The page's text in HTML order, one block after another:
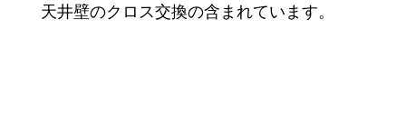
天井壁のクロス交換の含まれています。